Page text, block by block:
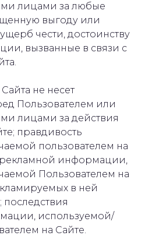
лицами за любые
выгоду или
чести, достоинству
вызванные в связи с
не несет
Пользователем или
лицами за действия
правдивость
пользователем на
рекламной информации,
Пользователем на
в ней
последствия
используемой/
на Сайте.